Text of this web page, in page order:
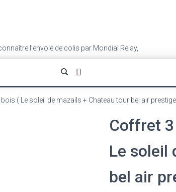
l’envoie de colis par Mondial Relay,
( Le soleil de mazails + Chateau tour bel air
Coffret
Le soleil
bel air